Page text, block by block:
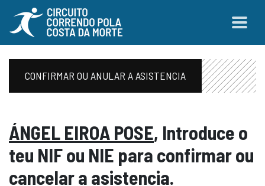
CONFIRMAR OU ANULAR A ASISTENCIA
ÁNGEL EIROA POSE, Introduce o
teu NIF ou NIE para confirmar ou
cancelar a asistencia.